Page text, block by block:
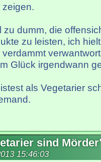
dumm, die
zu leisten, ich
Glück irgendwann
als Vegetarier
sind
15:46:03